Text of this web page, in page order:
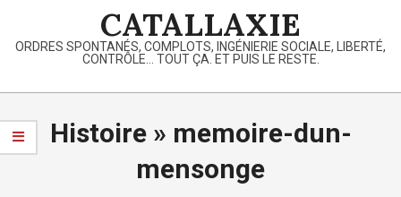
content
CATALLAXIE
ORDRES SPONTANÉS, COMPLOTS, INGÉNIERIE SOCIALE, LIBERTÉ,
CONTRÔLE… TOUT ÇA. ET PUIS LE RESTE.
Primary
Menu
Histoire » memoire-dun-
mensonge